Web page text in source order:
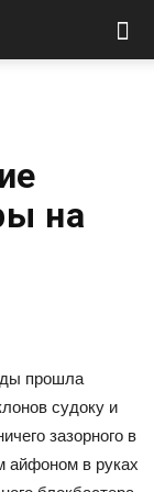
на
прошла
судоку и
зазорного в
айфоном в руках